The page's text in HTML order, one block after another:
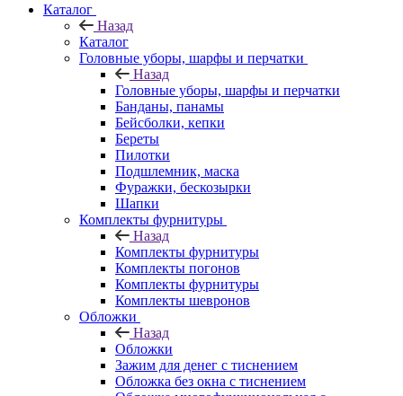
Каталог
Назад
Каталог
Головные уборы, шарфы и перчатки
Назад
Головные уборы, шарфы и перчатки
Банданы, панамы
Бейсболки, кепки
Береты
Пилотки
Подшлемник, маска
Фуражки, бескозырки
Шапки
Комплекты фурнитуры
Назад
Комплекты фурнитуры
Комплекты погонов
Комплекты фурнитуры
Комплекты шевронов
Обложки
Назад
Обложки
Зажим для денег с тиснением
Обложка без окна с тиснением